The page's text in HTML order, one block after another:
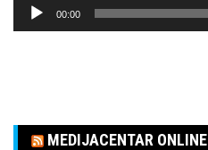
00:00
MEDIJACENTAR ONLINE